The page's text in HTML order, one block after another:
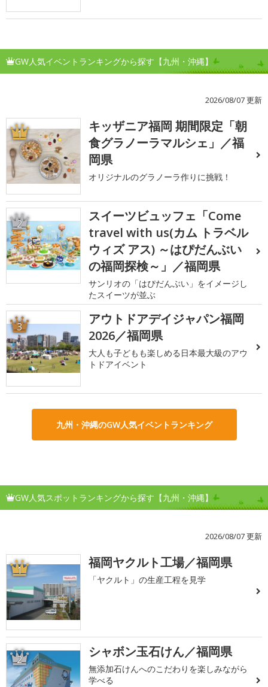
GW人気イベントランキングから探す【九州・沖縄】
2026/08/07 更新
1
キッザニア福岡 期間限定「朝
食グラノーラマルシェ」／福
岡県
オリジナルのグラノーラ作りに挑戦！
2
スイーツビュッフェ「Come
travel with us(カム トラベル
ウィズ アス) ～はぴだんぶい
の福岡探検～」／福岡県
サンリオの「はぴだんぶい」をイメージし
たスイーツが並ぶ
3
アウトドアデイジャパン福岡
2026／福岡県
大人も子どもも楽しめる日本最大級のアウ
トドアイベント
九州・沖縄のGW人気イベントランキング
GW人気スポットランキングから探す【九州・沖縄】
2026/08/07 更新
1 福岡ヤクルト工場／福岡県
「ヤクルト」の生産工程を見学
2 シャボン玉石けん／福岡県
無添加石けんへのこだわりを楽しみながら
学べる